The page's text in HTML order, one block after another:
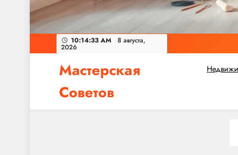
10:14:33 AM 8 августа,
2026
Мастерская
Советов
Независимо от того, планируете ли вы